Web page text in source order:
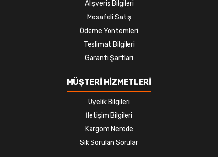
Alışveriş Bilgileri
Mesafeli Satış
Ödeme Yöntemleri
Teslimat Bilgileri
Garanti Şartları
MÜŞTERİ HİZMETLERİ
Üyelik Bilgileri
İletişim Bilgileri
Kargom Nerede
Sık Sorulan Sorular